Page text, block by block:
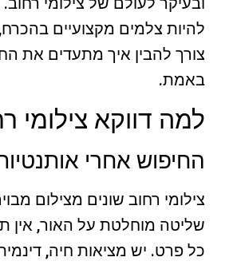
להיות צלמים מקצועיים
צורך להבין איך מתעדים את
באמת.
למה דווקא צילומי
החיפוש אחרי
צילומי רחוב שונים מצילום
שליטה מוחלטת על האור, אין
כל פרט. יש מציאות חיה,